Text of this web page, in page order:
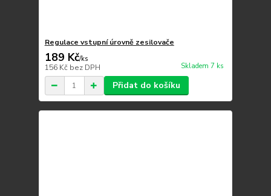
Regulace vstupní úrovně zesilovače
189 Kč/ks
156 Kč bez DPH Skladem 7 ks
Přidat do košíku